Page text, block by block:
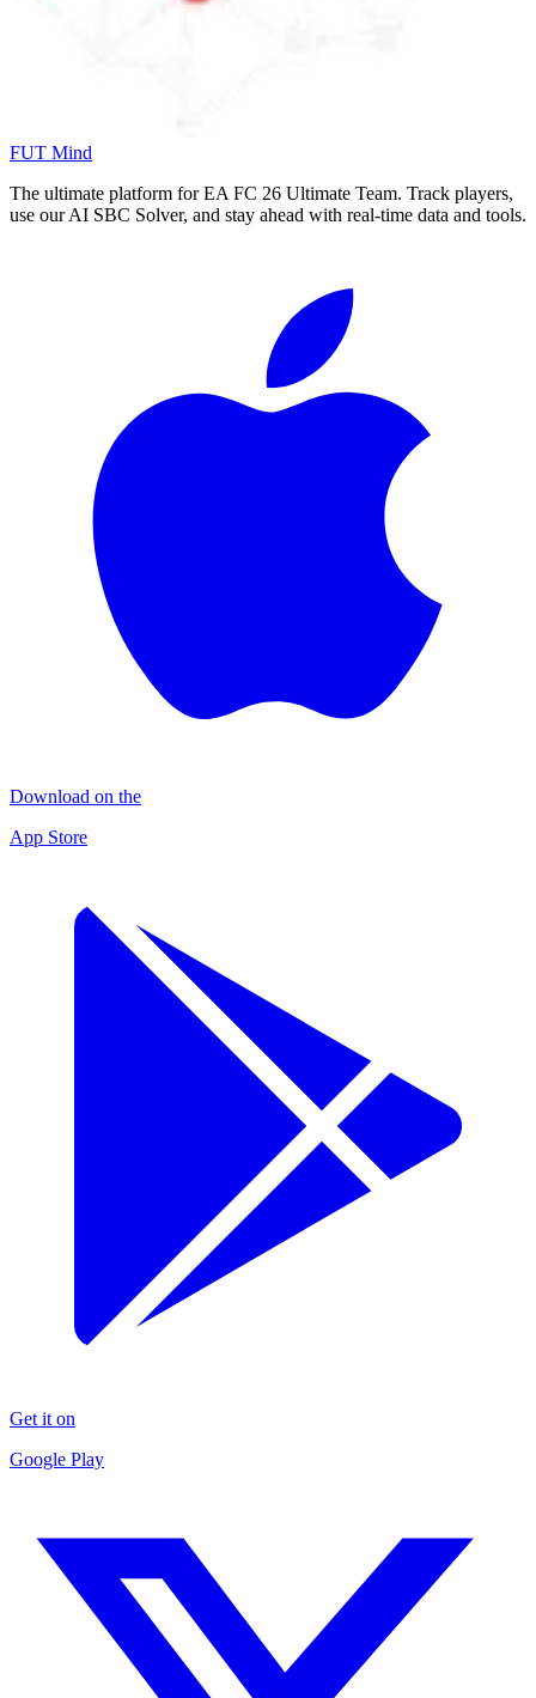
FUT Mind
The ultimate platform for EA FC 26 Ultimate Team. Track players,
use our AI SBC Solver, and stay ahead with real-time data and tools.
Download on the
App Store
Get it on
Google Play